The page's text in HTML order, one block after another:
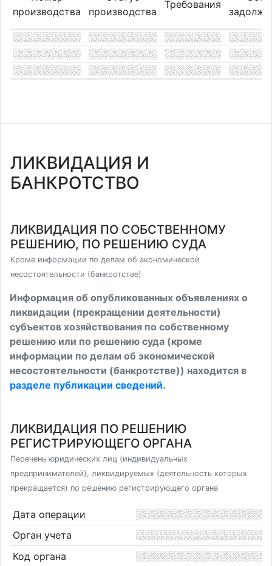
производства
производства
Требования
ЛИКВИДАЦИЯ И
БАНКРОТСТВО
ЛИКВИДАЦИЯ ПО СОБСТВЕННОМУ
РЕШЕНИЮ, ПО РЕШЕНИЮ СУДА
Кроме информации по делам об экономической
несостоятельности (банкротстве)
Информация об опубликованных объявлениях о
ликвидации (прекращении деятельности)
субъектов хозяйствования по собственному
решению или по решению суда (кроме
информации по делам об экономической
несостоятельности (банкротстве)) находится в
разделе публикации сведений.
ЛИКВИДАЦИЯ ПО РЕШЕНИЮ
РЕГИСТРИРУЮЩЕГО ОРГАНА
Перечень юридических лиц (индивидуальных
предпринимателей), ликвидируемых (деятельность которых
прекращается) по решению регистрирующего органа
Дата операции
Орган учета
Код органа